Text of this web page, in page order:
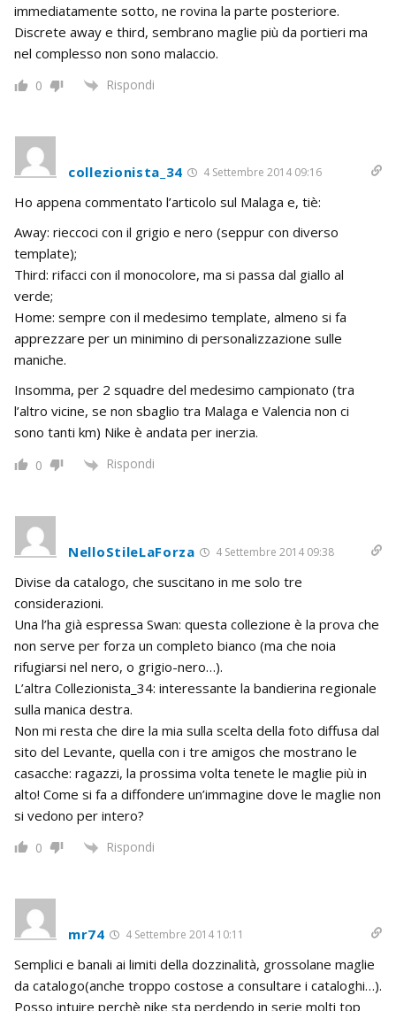
immediatamente sotto, ne rovina la parte posteriore.
Discrete away e third, sembrano maglie più da portieri ma
nel complesso non sono malaccio.
0 Rispondi
collezionista_34 4 Settembre 2014 09:16
Ho appena commentato l’articolo sul Malaga e, tiè:
Away: rieccoci con il grigio e nero (seppur con diverso
template);
Third: rifacci con il monocolore, ma si passa dal giallo al
verde;
Home: sempre con il medesimo template, almeno si fa
apprezzare per un minimino di personalizzazione sulle
maniche.
Insomma, per 2 squadre del medesimo campionato (tra
l’altro vicine, se non sbaglio tra Malaga e Valencia non ci
sono tanti km) Nike è andata per inerzia.
0 Rispondi
NelloStileLaForza 4 Settembre 2014 09:38
Divise da catalogo, che suscitano in me solo tre
considerazioni.
Una l’ha già espressa Swan: questa collezione è la prova che
non serve per forza un completo bianco (ma che noia
rifugiarsi nel nero, o grigio-nero…).
L’altra Collezionista_34: interessante la bandierina regionale
sulla manica destra.
Non mi resta che dire la mia sulla scelta della foto diffusa dal
sito del Levante, quella con i tre amigos che mostrano le
casacche: ragazzi, la prossima volta tenete le maglie più in
alto! Come si fa a diffondere un’immagine dove le maglie non
si vedono per intero?
0 Rispondi
mr74 4 Settembre 2014 10:11
Semplici e banali ai limiti della dozzinalità, grossolane maglie
da catalogo(anche troppo costose a consultare i cataloghi…).
Posso intuire perchè nike sta perdendo in serie molti top